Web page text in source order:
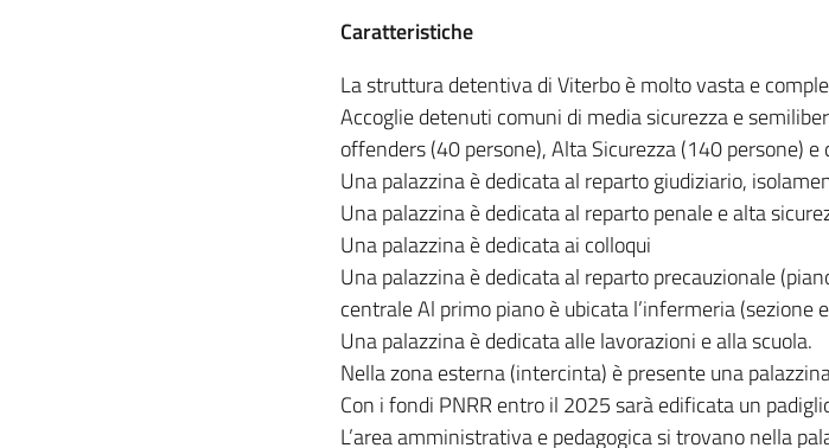
Caratteristiche
La struttura detentiva di Viterbo è molto vasta e
Accoglie detenuti comuni di media sicurezza e
offenders (40 persone), Alta Sicurezza (140 persone)
Una palazzina è dedicata al reparto giudiziario,
Una palazzina è dedicata al reparto penale e alta
Una palazzina è dedicata ai colloqui
Una palazzina è dedicata al reparto precauzionale
centrale Al primo piano è ubicata l’infermeria (sezione
Una palazzina è dedicata alle lavorazioni e alla scuola.
Nella zona esterna (intercinta) è presente una
Con i fondi PNRR entro il 2025 sarà edificata un
L’area amministrativa e pedagogica si trovano nella